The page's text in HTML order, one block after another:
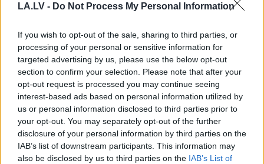
LA.LV - Do Not Process My Personal Information
If you wish to opt-out of the sale, sharing to third parties, or
processing of your personal or sensitive information for
targeted advertising by us, please use the below opt-out
section to confirm your selection. Please note that after your
opt-out request is processed you may continue seeing
interest-based ads based on personal information utilized by
us or personal information disclosed to third parties prior to
your opt-out. You may separately opt-out of the further
disclosure of your personal information by third parties on the
IAB’s list of downstream participants. This information may
also be disclosed by us to third parties on the IAB’s List of
duncis mugurā!
Bagātā Krievijas
kaimiņvalsts praktiski
atteikusies no Krievijas
naftas iepirkšanas
VIDEO. Smaga nakts
Odesā – Krievijas
triecienos sagrautas
ēkas un ievainoti cilvēki